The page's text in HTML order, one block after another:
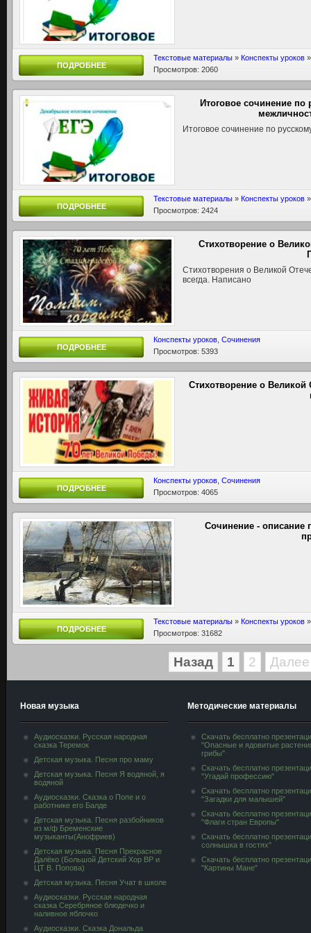
ПОДРОБНЕЕ
Текстовые материалы » Конспекты уроков
Просмотров: 2060
Итоговое сочинение
Итоговое сочинение по
ПОДРОБНЕЕ
Текстовые материалы » Конспекты уроков
Просмотров: 2424
Стихотворение о
Стихотворения о Великой
всегда. Написано
ПОДРОБНЕЕ
Конспекты уроков Сочинения
Просмотров: 5393
Стихотворение о
ПОДРОБНЕЕ
Конспекты уроков Сочинения
Просмотров: 4065
Сочинение - описание
ПОДРОБНЕЕ
Текстовые материалы » Конспекты уроков
Просмотров: 31682
Назад 1 2 Далее
Новая музыка
Аудиосказки. Русская народная
сказка Теремок
Детская музыка. Песня про маму
Детская музыка. Песня Я водяной, я
водяной
Аудиосказки. Сказка о Попе и о
работнике его Балде
Детская музыка. Песня разбойников
из м/ф Бременские
музыканты(Анофриев)
Детская музыка. Песня Прекрасное
Далёко (Большой Детский Хор ВР и
ЦТ В. Попова)
Детская музыка. Песня Учат в школе
Аудиосказки. Русская народная
сказка Серебряное блюдечко и
наливное яблочко
Аудиосказки. Сказка Дональда
Методические материалы
Скачать бесплатно
"Опасные и ядовитые
грибы"
Скачать бесплатно
"Угадай профессию"
Скачать бесплатно
"Загадки для малышей"
Скачать бесплатно
"Флаги стран Европы"
Скачать бесплатно
солнышка в гостях"
Скачать бесплатно
"Картины Мане"